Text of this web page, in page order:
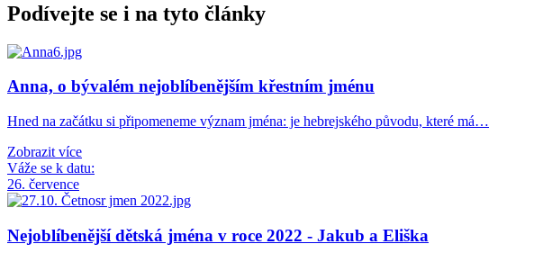
Podívejte se i na tyto články
Anna, o bývalém nejoblíbenějším křestním jménu
Hned na začátku si připomeneme význam jména: je hebrejského původu, které má…
Zobrazit více
Váže se k datu:
26. července
Nejoblíbenější dětská jména v roce 2022 - Jakub a Eliška